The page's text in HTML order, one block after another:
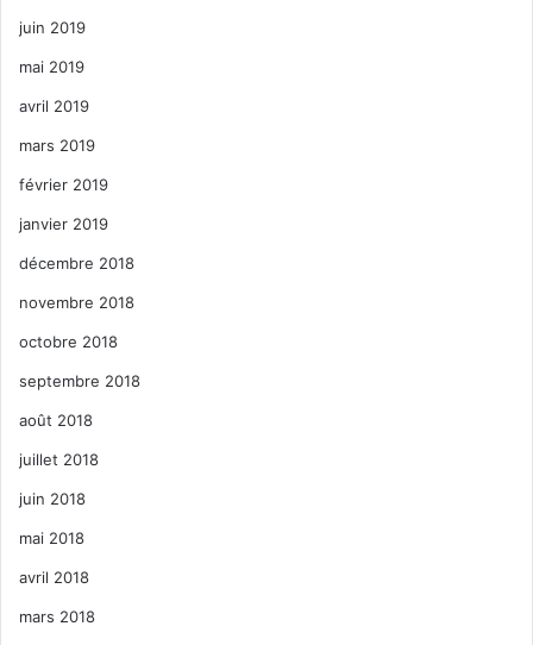
juin 2019
mai 2019
avril 2019
mars 2019
février 2019
janvier 2019
décembre 2018
novembre 2018
octobre 2018
septembre 2018
août 2018
juillet 2018
juin 2018
mai 2018
avril 2018
mars 2018